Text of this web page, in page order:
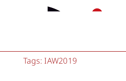
Tags:IAW2019